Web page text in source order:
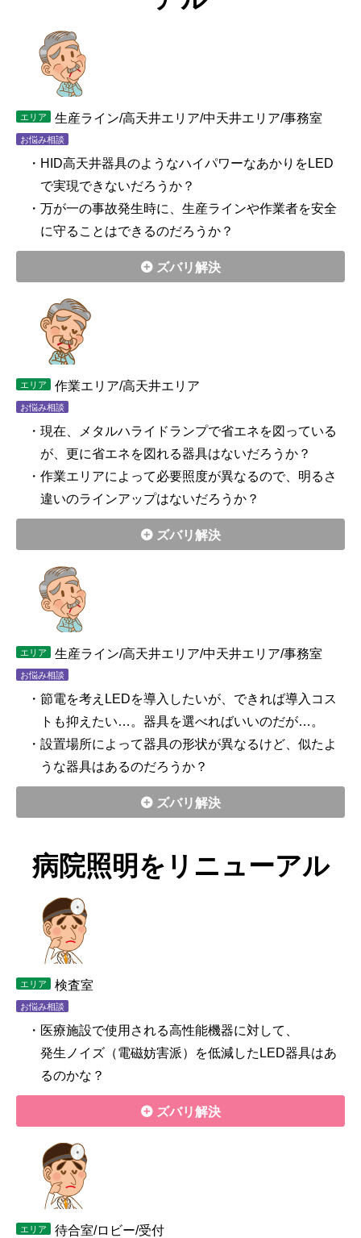
エリア 生産ライン/高天井エリア/中天井エリア/事務室
お悩み相談
・HID高天井器具のようなハイパワーなあかりをLED
で実現できないだろうか？
・万が一の事故発生時に、生産ラインや作業者を安全
に守ることはできるのだろうか？
ズバリ解決
エリア 作業エリア/高天井エリア
お悩み相談
・現在、メタルハライドランプで省エネを図っている
が、更に省エネを図れる器具はないだろうか？
・作業エリアによって必要照度が異なるので、明るさ
違いのラインアップはないだろうか？
ズバリ解決
エリア 生産ライン/高天井エリア/中天井エリア/事務室
お悩み相談
・節電を考えLEDを導入したいが、できれば導入コス
トも抑えたい…。器具を選べればいいのだが…。
・設置場所によって器具の形状が異なるけど、似たよ
うな器具はあるのだろうか？
ズバリ解決
病院照明をリニューアル
エリア 検査室
お悩み相談
・医療施設で使用される高性能機器に対して、
発生ノイズ（電磁妨害派）を低減したLED器具はあ
るのかな？
ズバリ解決
エリア 待合室/ロビー/受付